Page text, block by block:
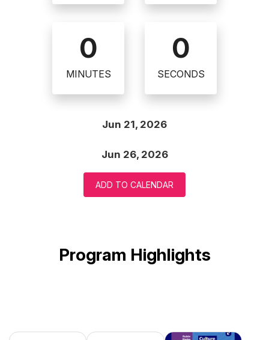
0
MINUTES
0
SECONDS
Jun 21, 2026
Jun 26, 2026
ADD TO CALENDAR
Program Highlights